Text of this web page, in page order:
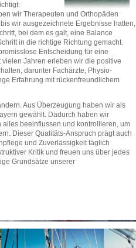
wir Therapeuten und Orthopäden
wir ausgezeichnete Ergebnisse hatten,
bei dem es galt, eine Balance
in die richtige Richtung gemacht.
Entscheidung für eine
vielen Jahren erleben wir die positive
darunter Fachärzte, Physio-
Erfahrung mit rückenfreundlichem
Aus Überzeugung haben wir als
gewählt. Dadurch haben wir
alles beeinflussen und kontrollieren, um
Dieser Qualitäts-Anspruch prägt auch
und Zuverlässigkeit täglich
Kritik und freuen uns über jedes
Grundsätze unserer